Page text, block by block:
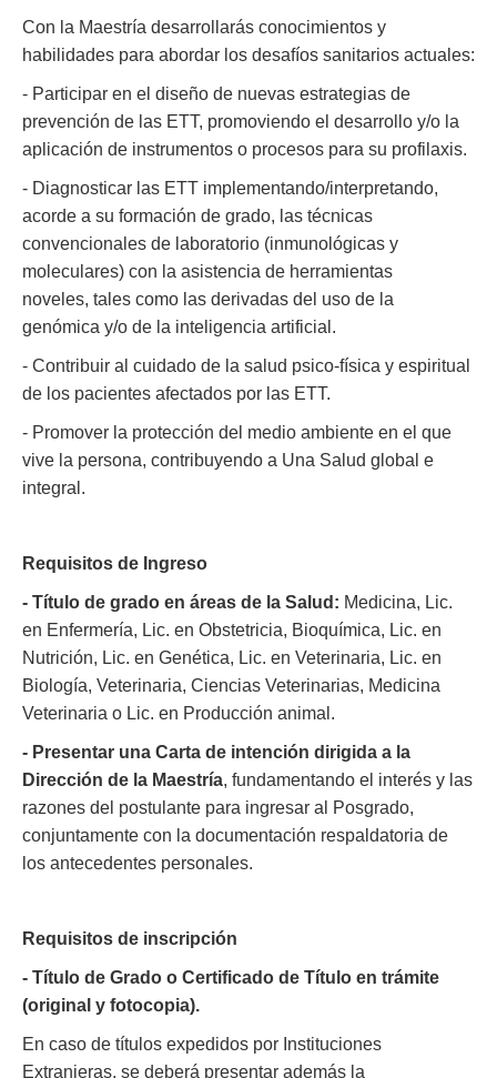
Con la Maestría desarrollarás conocimientos y
habilidades para abordar los desafíos sanitarios actuales:
- Participar en el diseño de nuevas estrategias de
prevención de las ETT, promoviendo el desarrollo y/o la
aplicación de instrumentos o procesos para su profilaxis.
- Diagnosticar las ETT implementando/interpretando,
acorde a su formación de grado, las técnicas
convencionales de laboratorio (inmunológicas y
moleculares) con la asistencia de herramientas
noveles, tales como las derivadas del uso de la
genómica y/o de la inteligencia artificial.
- Contribuir al cuidado de la salud psico-física y espiritual
de los pacientes afectados por las ETT.
- Promover la protección del medio ambiente en el que
vive la persona, contribuyendo a Una Salud global e
integral.
Requisitos de Ingreso
- Título de grado en áreas de la Salud: Medicina, Lic.
en Enfermería, Lic. en Obstetricia, Bioquímica, Lic. en
Nutrición, Lic. en Genética, Lic. en Veterinaria, Lic. en
Biología, Veterinaria, Ciencias Veterinarias, Medicina
Veterinaria o Lic. en Producción animal.
- Presentar una Carta de intención dirigida a la
Dirección de la Maestría, fundamentando el interés y las
razones del postulante para ingresar al Posgrado,
conjuntamente con la documentación respaldatoria de
los antecedentes personales.
Requisitos de inscripción
- Título de Grado o Certificado de Título en trámite
(original y fotocopia).
En caso de títulos expedidos por Instituciones
Extranjeras, se deberá presentar además la